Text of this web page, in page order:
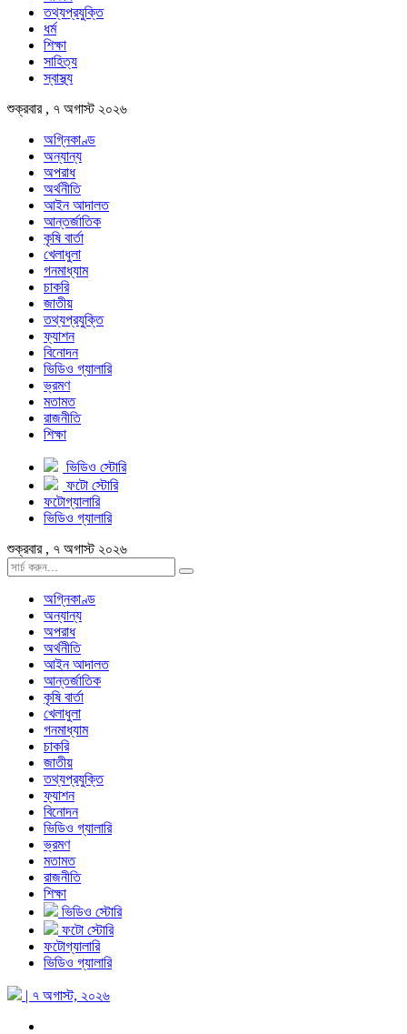
তথ্যপ্রযুক্তি
ধর্ম
শিক্ষা
সাহিত্য
স্বাস্থ্য
শুক্রবার , ৭ অগাস্ট ২০২৬
অগ্নিকাণ্ড
অন্যান্য
অপরাধ
অর্থনীতি
আইন আদালত
আন্তর্জাতিক
কৃষি বার্তা
খেলাধুলা
গনমাধ্যাম
চাকরি
জাতীয়
তথ্যপ্রযুক্তি
ফ্যাশন
বিনোদন
ভিডিও গ্যালারি
ভ্রমণ
মতামত
রাজনীতি
শিক্ষা
ভিডিও স্টোরি
ফটো স্টোরি
ফটোগ্যালারি
ভিডিও গ্যালারি
শুক্রবার , ৭ অগাস্ট ২০২৬
অগ্নিকাণ্ড
অন্যান্য
অপরাধ
অর্থনীতি
আইন আদালত
আন্তর্জাতিক
কৃষি বার্তা
খেলাধুলা
গনমাধ্যাম
চাকরি
জাতীয়
তথ্যপ্রযুক্তি
ফ্যাশন
বিনোদন
ভিডিও গ্যালারি
ভ্রমণ
মতামত
রাজনীতি
শিক্ষা
ভিডিও স্টোরি
ফটো স্টোরি
ফটোগ্যালারি
ভিডিও গ্যালারি
| ৭ অগাস্ট, ২০২৬